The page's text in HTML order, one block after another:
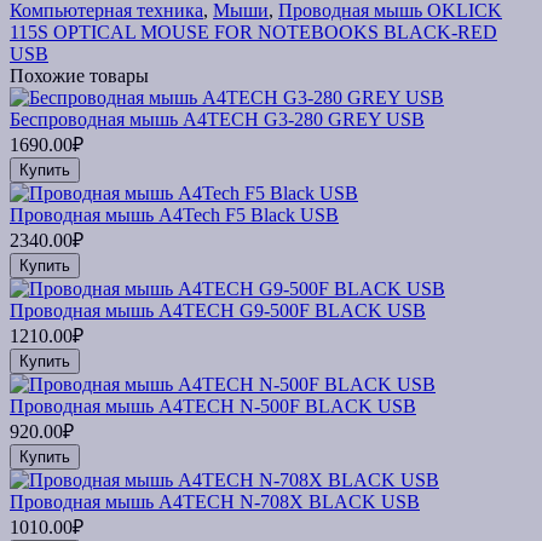
Компьютерная техника, Мыши, Проводная мышь OKLICK
115S OPTICAL MOUSE FOR NOTEBOOKS BLACK-RED
USB
Похожие товары
Беспроводная мышь A4TECH G3-280 GREY USB
1690.00₽
Купить
Проводная мышь A4Tech F5 Black USB
2340.00₽
Купить
Проводная мышь A4TECH G9-500F BLACK USB
1210.00₽
Купить
Проводная мышь A4TECH N-500F BLACK USB
920.00₽
Купить
Проводная мышь A4TECH N-708X BLACK USB
1010.00₽